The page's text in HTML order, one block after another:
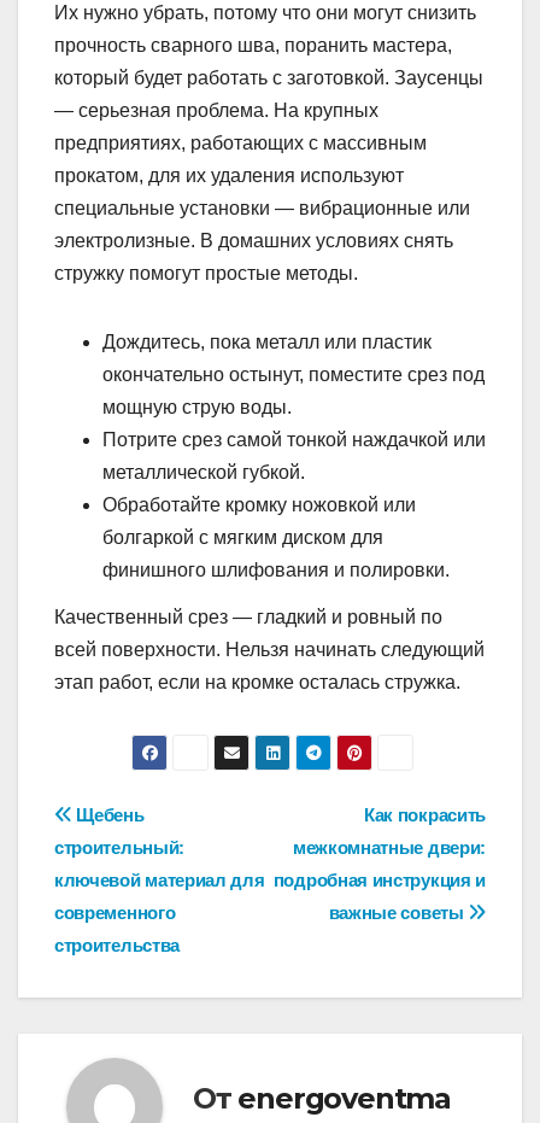
Их нужно убрать, потому что они могут снизить
прочность сварного шва, поранить мастера,
который будет работать с заготовкой. Заусенцы
— серьезная проблема. На крупных
предприятиях, работающих с массивным
прокатом, для их удаления используют
специальные установки — вибрационные или
электролизные. В домашних условиях снять
стружку помогут простые методы.
Дождитесь, пока металл или пластик
окончательно остынут, поместите срез под
мощную струю воды.
Потрите срез самой тонкой наждачкой или
металлической губкой.
Обработайте кромку ножовкой или
болгаркой с мягким диском для
финишного шлифования и полировки.
Качественный срез — гладкий и ровный по
всей поверхности. Нельзя начинать следующий
этап работ, если на кромке осталась стружка.
Навигация
по
записям
Как покрасить
межкомнатные двери:
подробная инструкция и
важные советы
Щебень
строительный:
ключевой материал для
современного
строительства
От energoventma